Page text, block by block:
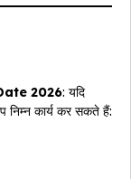
2026: यदि
निम्न कार्य कर सकते हैं: